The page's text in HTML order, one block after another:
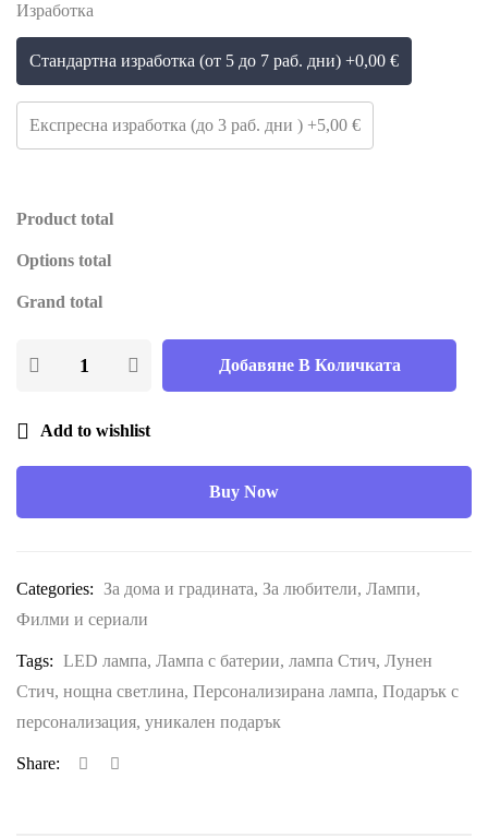
Изработка
Стандартна изработка (от 5 до 7 раб. дни) +0,00 €
Експресна изработка (до 3 раб. дни ) +5,00 €
Product total
Options total
Grand total
Добавяне В Количката
Add to wishlist
Buy Now
Categories: За дома и градината, За любители, Лампи,
Филми и сериали
Tags: LED лампа, Лампа с батерии, лампа Стич, Лунен
Стич, нощна светлина, Персонализирана лампа, Подарък с
персонализация, уникален подарък
Share: